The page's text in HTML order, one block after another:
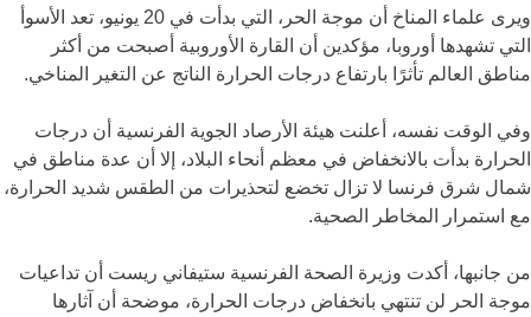
ويرى علماء المناخ أن موجة الحر، التي بدأت في 20 يونيو، تعد الأسوأ
التي تشهدها أوروبا، مؤكدين أن القارة الأوروبية أصبحت من أكثر
مناطق العالم تأثرًا بارتفاع درجات الحرارة الناتج عن التغير المناخي.
وفي الوقت نفسه، أعلنت هيئة الأرصاد الجوية الفرنسية أن درجات
الحرارة بدأت بالانخفاض في معظم أنحاء البلاد، إلا أن عدة مناطق في
شمال شرق فرنسا لا تزال تخضع لتحذيرات من الطقس شديد الحرارة،
مع استمرار المخاطر الصحية.
من جانبها، أكدت وزيرة الصحة الفرنسية ستيفاني ريست أن تداعيات
موجة الحر لن تنتهي بانخفاض درجات الحرارة، موضحة أن آثارها